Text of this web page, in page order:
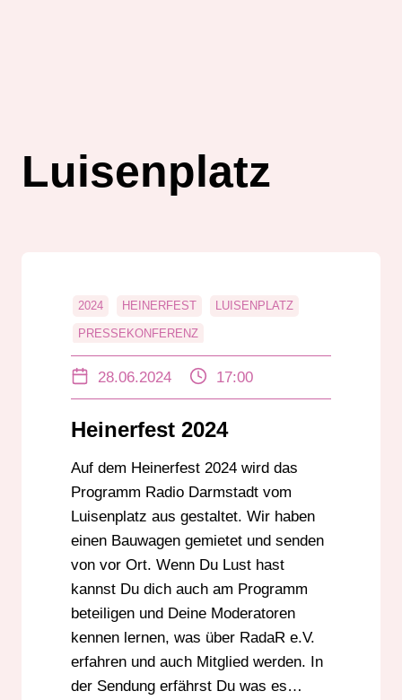
Luisenplatz
2024 HEINERFEST LUISENPLATZ
PRESSEKONFERENZ
28.06.2024 17:00
Heinerfest 2024
Auf dem Heinerfest 2024 wird das
Programm Radio Darmstadt vom
Luisenplatz aus gestaltet. Wir haben
einen Bauwagen gemietet und senden
von vor Ort. Wenn Du Lust hast
kannst Du dich auch am Programm
beteiligen und Deine Moderatoren
kennen lernen, was über RadaR e.V.
erfahren und auch Mitglied werden. In
der Sendung erfährst Du was es…